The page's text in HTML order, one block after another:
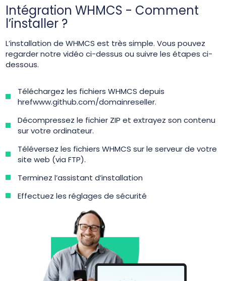
Intégration WHMCS - Comment
l’installer ?
L’installation de WHMCS est très simple. Vous pouvez
regarder notre vidéo ci-dessus ou suivre les étapes ci-
dessous.
Téléchargez les fichiers WHMCS depuis
hrefwww.github.com/domainreseller.
Décompressez le fichier ZIP et extrayez son contenu
sur votre ordinateur.
Téléversez les fichiers WHMCS sur le serveur de votre
site web (via FTP).
Terminez l’assistant d’installation
Effectuez les réglages de sécurité